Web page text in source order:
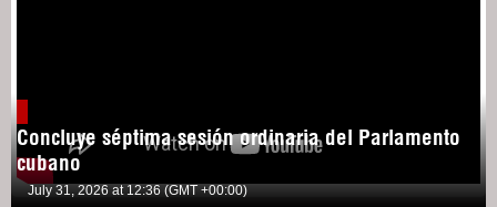
Concluye séptima sesión ordinaria del Parlamento
cubano
July 31, 2026 at 12:36 (GMT +00:00)